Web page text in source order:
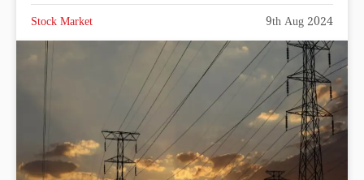
Stock Market 9th Aug 2024